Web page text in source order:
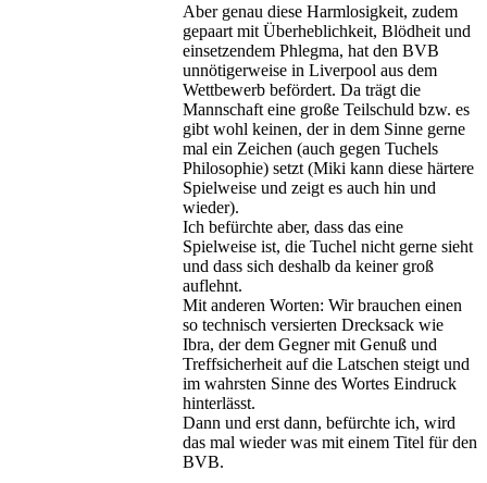
Aber genau diese Harmlosigkeit, zudem
gepaart mit Überheblichkeit, Blödheit und
einsetzendem Phlegma, hat den BVB
unnötigerweise in Liverpool aus dem
Wettbewerb befördert. Da trägt die
Mannschaft eine große Teilschuld bzw. es
gibt wohl keinen, der in dem Sinne gerne
mal ein Zeichen (auch gegen Tuchels
Philosophie) setzt (Miki kann diese härtere
Spielweise und zeigt es auch hin und
wieder).
Ich befürchte aber, dass das eine
Spielweise ist, die Tuchel nicht gerne sieht
und dass sich deshalb da keiner groß
auflehnt.
Mit anderen Worten: Wir brauchen einen
so technisch versierten Drecksack wie
Ibra, der dem Gegner mit Genuß und
Treffsicherheit auf die Latschen steigt und
im wahrsten Sinne des Wortes Eindruck
hinterlässt.
Dann und erst dann, befürchte ich, wird
das mal wieder was mit einem Titel für den
BVB.